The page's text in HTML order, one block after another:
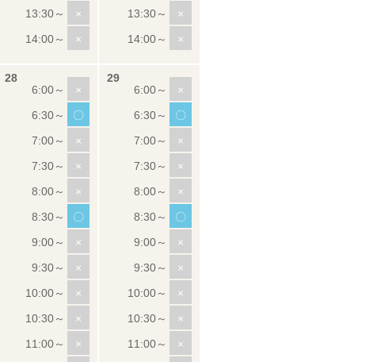
×
×
×
×
×
〇
×
×
×
〇
×
×
×
×
×
×
〇
×
×
×
〇
×
×
×
×
×